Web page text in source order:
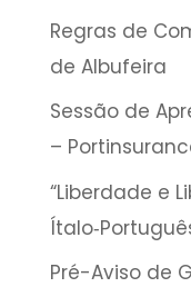
Regras de
de Albufeira
Sessão de
–
“Liberdade e
Pré-Aviso de